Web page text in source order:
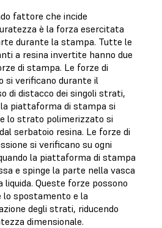
fattore che incide
è la forza esercitata
durante la stampa. Tutte le
a resina invertite hanno due
di stampa. Le forze di
si verificano durante il
di distacco dei singoli strati,
la piattaforma di stampa si
lo strato polimerizzato si
serbatoio resina. Le forze di
si verificano su ogni
la piattaforma di stampa
e spinge la parte nella vasca
liquida. Queste forze possono
lo spostamento e la
degli strati, riducendo
dimensionale.